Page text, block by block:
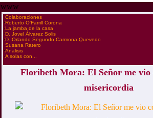
www
·Colaboraciones
·Roberto O'Farrill Corona
·La jamba de la casa
·D. Jovel Álvarez Solis
·D. Orlando Segundo Carmona Quevedo
·Susana Ratero
·Analisis
·A solas con...
Floribeth Mora: El Señor me vio
misericordia